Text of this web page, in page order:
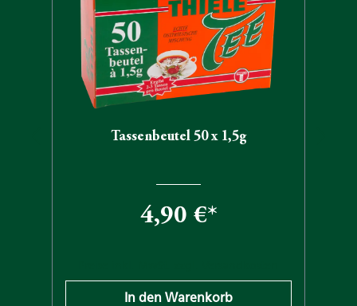
Tassenbeutel 50 x 1,5g
4,90 €*
In den Warenkorb